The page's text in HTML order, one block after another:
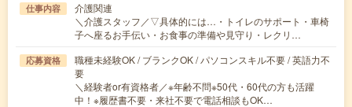
仕事内容
介護関連
＼介護スタッフ／▽具体的には…・トイレのサポート・車椅
子へ座るお手伝い・お食事の準備や見守り・レクリ…
応募資格
職種未経験OK / ブランクOK / パソコンスキル不要 / 英語力不
要
＼経験者or有資格者／※年齢不問※50代・60代の方も活躍
中！※履歴書不要・来社不要で電話相談もOK…